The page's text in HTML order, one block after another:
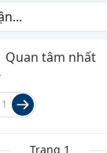
Quan tâm nhất
1
Trang 1